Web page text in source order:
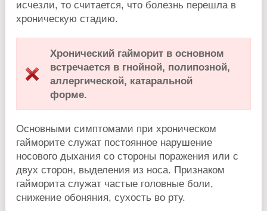
исчезли, то считается, что болезнь перешла в
хроническую стадию.
Хронический гайморит в основном
встречается в гнойной, полипозной,
аллергической, катаральной
форме.
Основными симптомами при хроническом
гайморите служат постоянное нарушение
носового дыхания со стороны поражения или с
двух сторон, выделения из носа. Признаком
гайморита служат частые головные боли,
снижение обоняния, сухость во рту.